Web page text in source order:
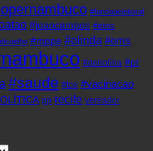
#fundaoeleitoral
#joaocampos #leitos
#mppe #olinda #oms
#petrolina #pt
#saude #tce #vacinacao
pp recife vereador